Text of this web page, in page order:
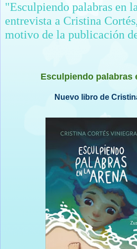
"Esculpiendo palabras en
entrevista a Cristina
motivo de la publicación
Esculpiendo palabras
Nuevo libro de